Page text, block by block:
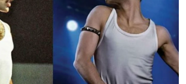
sudah diserah kepada TPR
mengelakkan risiko
barang kes selain
keyakinan masyarakat